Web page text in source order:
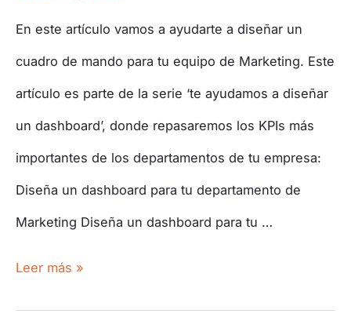
En este artículo vamos a ayudarte a diseñar un
cuadro de mando para tu equipo de Marketing. Este
artículo es parte de la serie ‘te ayudamos a diseñar
un dashboard’, donde repasaremos los KPIs más
importantes de los departamentos de tu empresa:
Diseña un dashboard para tu departamento de
Marketing Diseña un dashboard para tu …
Leer más »